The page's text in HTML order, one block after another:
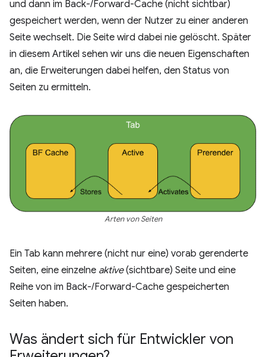
und dann im Back-/Forward-Cache (nicht sichtbar)
gespeichert werden, wenn der Nutzer zu einer anderen
Seite wechselt. Die Seite wird dabei nie gelöscht. Später
in diesem Artikel sehen wir uns die neuen Eigenschaften
an, die Erweiterungen dabei helfen, den Status von
Seiten zu ermitteln.
Arten von Seiten
Ein Tab kann mehrere (nicht nur eine) vorab gerenderte
Seiten, eine einzelne aktive(sichtbare) Seite und eine
Reihe von im Back-/Forward-Cache gespeicherten
Seiten haben.
Was ändert sich für Entwickler von